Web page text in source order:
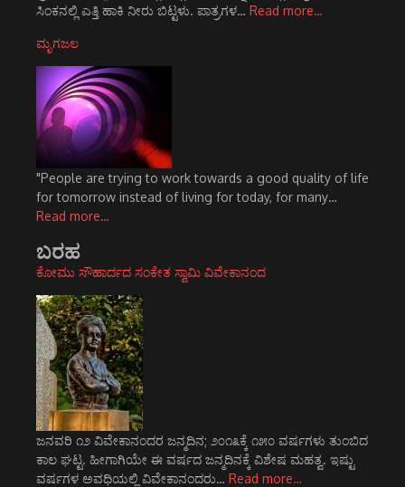
ಸಿಂಕನಲ್ಲಿ ಎತ್ತಿ ಹಾಕಿ ನೀರು ಬಿಟ್ಟಳು. ಪಾತ್ರಗಳ… Read more…
ಮೃಗಜಲ
"People are trying to work towards a good quality of life
for tomorrow instead of living for today, for many…
Read more…
ಬರಹ
ಕೋಮು ಸೌಹಾರ್ದದ ಸಂಕೇತ ಸ್ವಾಮಿ ವಿವೇಕಾನಂದ
ಜನವರಿ ೧೨ ವಿವೇಕಾನಂದರ ಜನ್ಮದಿನ; ೨೦೧೩ಕ್ಕೆ ೧೫೦ ವರ್ಷಗಳು ತುಂಬಿದ
ಕಾಲ ಘಟ್ಟ. ಹೀಗಾಗಿಯೇ ಈ ವರ್ಷದ ಜನ್ಮದಿನಕ್ಕೆ ವಿಶೇಷ ಮಹತ್ವ. ಇಷ್ಟು
ವರ್ಷಗಳ ಅವಧಿಯಲ್ಲಿ ವಿವೇಕಾನಂದರು… Read more…